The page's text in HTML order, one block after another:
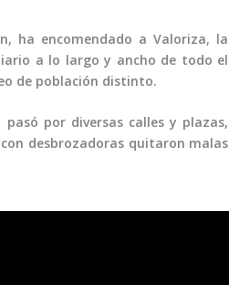
ha encomendado a Valoriza, la
a lo largo y ancho de todo el
de población distinto.
por diversas calles y plazas,
desbrozadoras quitaron malas